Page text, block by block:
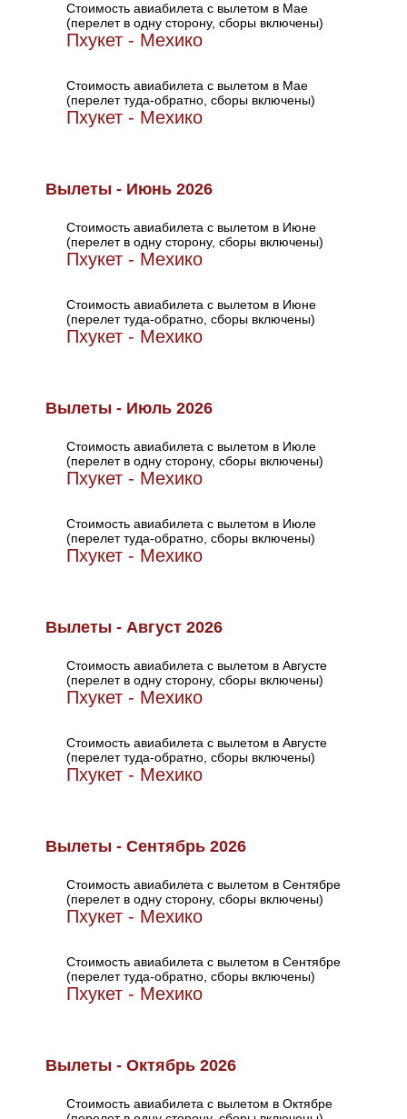
Стоимость авиабилета с вылетом в Мае
(перелет в одну сторону, сборы включены)
Пхукет - Мехико
Стоимость авиабилета с вылетом в Мае
(перелет туда-обратно, сборы включены)
Пхукет - Мехико
Вылеты - Июнь 2026
Стоимость авиабилета с вылетом в Июне
(перелет в одну сторону, сборы включены)
Пхукет - Мехико
Стоимость авиабилета с вылетом в Июне
(перелет туда-обратно, сборы включены)
Пхукет - Мехико
Вылеты - Июль 2026
Стоимость авиабилета с вылетом в Июле
(перелет в одну сторону, сборы включены)
Пхукет - Мехико
Стоимость авиабилета с вылетом в Июле
(перелет туда-обратно, сборы включены)
Пхукет - Мехико
Вылеты - Август 2026
Стоимость авиабилета с вылетом в Августе
(перелет в одну сторону, сборы включены)
Пхукет - Мехико
Стоимость авиабилета с вылетом в Августе
(перелет туда-обратно, сборы включены)
Пхукет - Мехико
Вылеты - Сентябрь 2026
Стоимость авиабилета с вылетом в Сентябре
(перелет в одну сторону, сборы включены)
Пхукет - Мехико
Стоимость авиабилета с вылетом в Сентябре
(перелет туда-обратно, сборы включены)
Пхукет - Мехико
Вылеты - Октябрь 2026
Стоимость авиабилета с вылетом в Октябре